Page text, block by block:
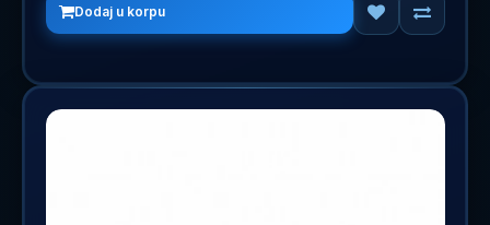
Dodaj u korpu